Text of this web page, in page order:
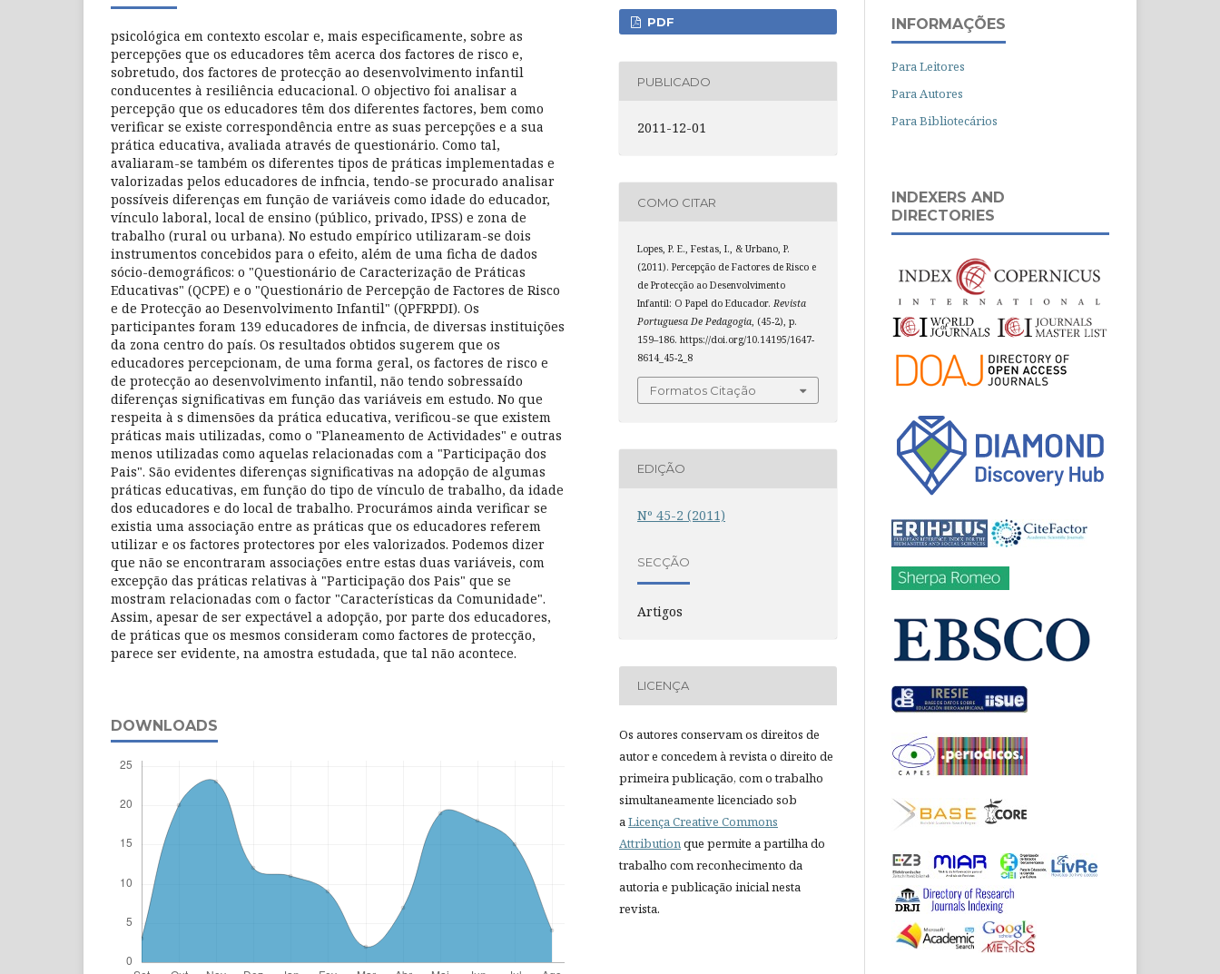
psicológica em contexto escolar e, mais especificamente, sobre as
percepções que os educadores têm acerca dos factores de risco e,
sobretudo, dos factores de protecção ao desenvolvimento infantil
conducentes à resiliência educacional. O objectivo foi analisar a
percepção que os educadores têm dos diferentes factores, bem como
verificar se existe correspondência entre as suas percepções e a sua
prática educativa, avaliada através de questionário. Como tal,
avaliaram-se também os diferentes tipos de práticas implementadas e
valorizadas pelos educadores de infncia, tendo-se procurado analisar
possíveis diferenças em função de variáveis como idade do educador,
vínculo laboral, local de ensino (público, privado, IPSS) e zona de
trabalho (rural ou urbana). No estudo empírico utilizaram-se dois
instrumentos concebidos para o efeito, além de uma ficha de dados
sócio-demográficos: o "Questionário de Caracterização de Práticas
Educativas" (QCPE) e o "Questionário de Percepção de Factores de Risco
e de Protecção ao Desenvolvimento Infantil" (QPFRPDI). Os
participantes foram 139 educadores de infncia, de diversas instituições
da zona centro do país. Os resultados obtidos sugerem que os
educadores percepcionam, de uma forma geral, os factores de risco e
de protecção ao desenvolvimento infantil, não tendo sobressaído
diferenças significativas em função das variáveis em estudo. No que
respeita à s dimensões da prática educativa, verificou-se que existem
práticas mais utilizadas, como o "Planeamento de Actividades" e outras
menos utilizadas como aquelas relacionadas com a "Participação dos
Pais". São evidentes diferenças significativas na adopção de algumas
práticas educativas, em função do tipo de vínculo de trabalho, da idade
dos educadores e do local de trabalho. Procurámos ainda verificar se
existia uma associação entre as práticas que os educadores referem
utilizar e os factores protectores por eles valorizados. Podemos dizer
que não se encontraram associações entre estas duas variáveis, com
excepção das práticas relativas à "Participação dos Pais" que se
mostram relacionadas com o factor "Características da Comunidade".
Assim, apesar de ser expectável a adopção, por parte dos educadores,
de práticas que os mesmos consideram como factores de protecção,
parece ser evidente, na amostra estudada, que tal não acontece.
DOWNLOADS
PDF
PUBLICADO
2011-12-01
COMO CITAR
Lopes, P. E., Festas, I., & Urbano, P.
(2011). Percepção de Factores de Risco e
de Protecção ao Desenvolvimento
Infantil: O Papel do Educador.Revista
Portuguesa De Pedagogia, (45-2), p.
159–186. https://doi.org/10.14195/1647-
8614_45-2_8
Formatos Citação
EDIÇÃO
Nº 45-2 (2011)
SECÇÃO
Artigos
LICENÇA
Os autores conservam os direitos de
autor e concedem à revista o direito de
primeira publicação, com o trabalho
simultaneamente licenciado sob
aLicença Creative Commons
Attributionque permite a partilha do
trabalho com reconhecimento da
autoria e publicação inicial nesta
revista.
INFORMAÇÕES
Para Leitores
Para Autores
Para Bibliotecários
INDEXERS AND
DIRECTORIES